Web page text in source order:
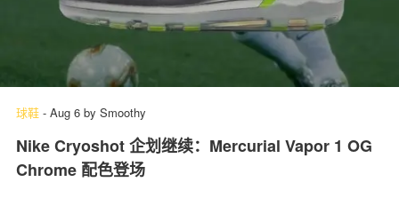
球鞋 - Aug 6 by Smoothy
Nike Cryoshot 企划继续：Mercurial Vapor 1 OG
Chrome 配色登场